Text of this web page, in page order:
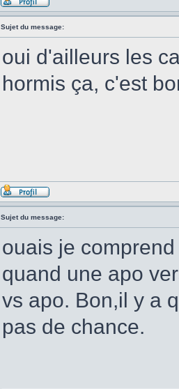
Sujet du message:
oui d'ailleurs les
hormis ça, c'est
Sujet du message:
ouais je
quand une apo
vs apo. Bon,il y a
pas de chance.